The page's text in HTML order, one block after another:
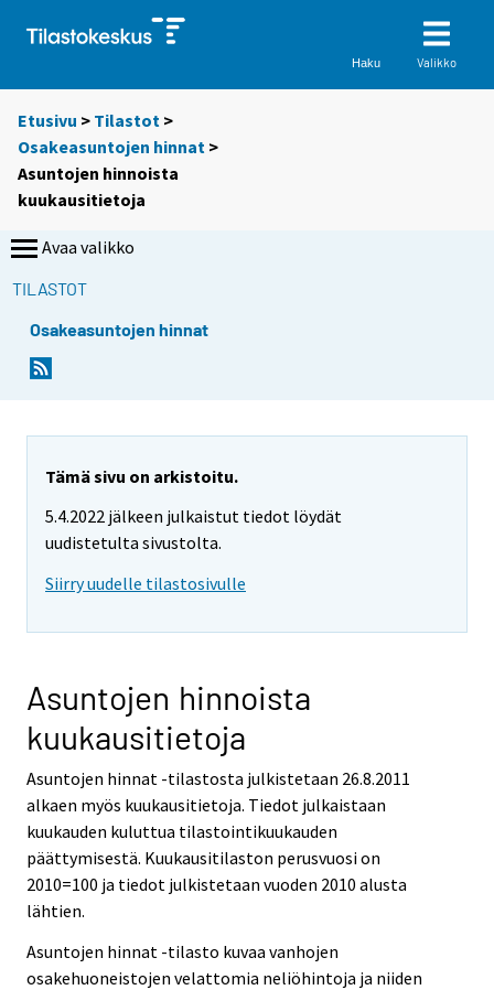
Haku Valikko
Etusivu > Tilastot >
Osakeasuntojen hinnat >
Asuntojen hinnoista
kuukausitietoja
Avaa valikko
TILASTOT
Osakeasuntojen hinnat
Tämä sivu on arkistoitu.
5.4.2022 jälkeen julkaistut tiedot löydät
uudistetulta sivustolta.
Siirry uudelle tilastosivulle
Asuntojen hinnoista
kuukausitietoja
Asuntojen hinnat -tilastosta julkistetaan 26.8.2011
alkaen myös kuukausitietoja. Tiedot julkaistaan
kuukauden kuluttua tilastointikuukauden
päättymisestä. Kuukausitilaston perusvuosi on
2010=100 ja tiedot julkistetaan vuoden 2010 alusta
lähtien.
Asuntojen hinnat -tilasto kuvaa vanhojen
osakehuoneistojen velattomia neliöhintoja ja niiden